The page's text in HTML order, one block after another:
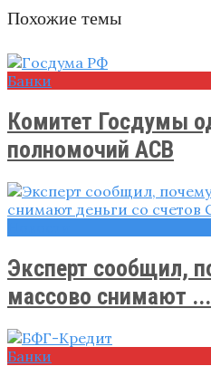
Похожие темы
Банки
Комитет Госдумы
полномочий АСВ
Эксперт сообщил,
массово снимают ...
Банки